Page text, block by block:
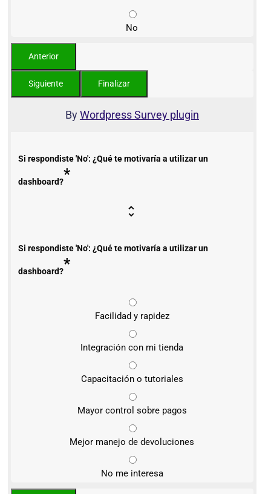
No
ByWordpress Survey plugin
Si respondiste 'No': ¿Qué te motivaría a utilizar un
dashboard?*
Si respondiste 'No': ¿Qué te motivaría a utilizar un
dashboard?*
Facilidad y rapidez
Integración con mi tienda
Capacitación o tutoriales
Mayor control sobre pagos
Mejor manejo de devoluciones
No me interesa